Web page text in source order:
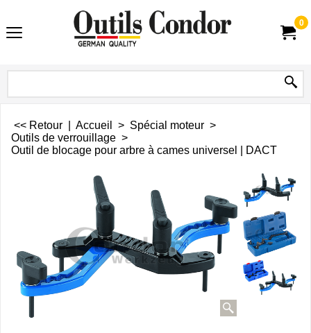
0
<< Retour Accueil > Spécial moteur >
Outils de verrouillage >
Outil de blocage pour arbre à cames universel | DACT